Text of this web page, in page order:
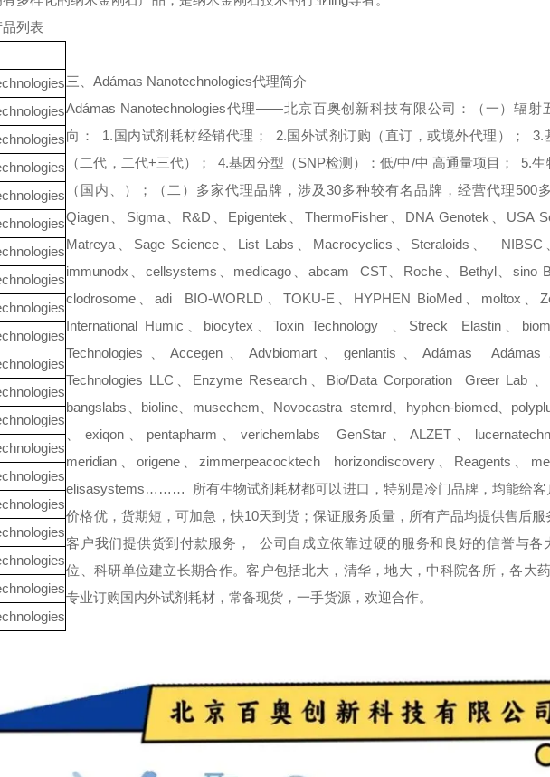
列表
三、Adámas Nanotechnologies代理简介
Adámas Nanotechnologies代理——北京百奥创新科技有限公司： （一）辐射
向：
1.国内试剂耗材经销代理； 2.国外试剂订购（直订，或境外代理）； 3.
（二代，二代+三代）； 4.基因分型（SNP检测）：低/中/中 高通量项目； 5.生
（国内、）；
（ 二 ） 多家代理品牌，涉及30多种较有名品牌，经营代理500
Qiagen
Sigma、 R&D Epigentek ThermoFisher、 DNA Genotek
USA
Matreya
Sage Science List Labs Macrocyclics Steraloids NIBSC
immunodx
cellsystems medicago abcam CST、 Roche Bethyl、sino
clodrosome 、adi BIO-WORLD TOKU-E HYPHEN BioMed、 moltox
International Humic
biocytex 、Toxin Technology Streck Elastin
Technologies
Accegen、Advbiomart genlantis Adámas Adámas
Technologies LLC
Enzyme Research Bio/Data CorporationGreer Lab
bangslabs
bioline、 musechem Novocastra stemrd、 hyphen-biomed、
exiqon、 pentapharm verichemlabs GenStar ALZET、
meridian
origene、 zimmerpeacocktech horizondiscovery、 Reagents
elisasystems………
所有生物试剂耗材都可以进口，特别是冷门品牌，均能给
价格优，货期短，可加急，快10天到货；保证服务质量，所有产品均提供售后服
客户我们提供货到付款服务，
公司自成立依靠过硬的服务和良好的信誉与各
位、科研单位建立长期合作。客户包括北大，清华，地大，中科院各所，各大
专业订购国内外试剂耗材，常备现货，一手货源，欢迎合作。